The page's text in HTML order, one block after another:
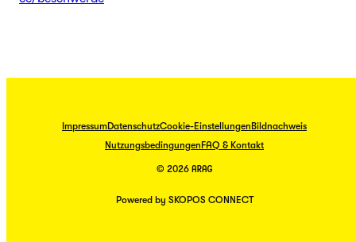
ImpressumDatenschutzCookie-Einstellungen Bildnachweis
Nutzungsbedingungen FAQ & Kontakt
© 2026 ARAG
Powered by SKOPOS CONNECT